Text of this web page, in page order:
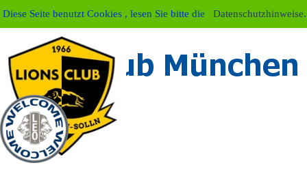
Diese Seite benutzt Cookies , lesen Sie bitte die Datenschutzhinweise.